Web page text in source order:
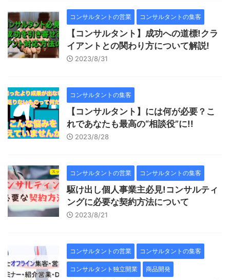
コンサルタントの営業 コンサルタントの集客
【コンサルタント】成功への道標!クラ
イアントとの関わり方について解説!
2023/8/31
コンサルタントの集客
【コンサルタント】には何が必要？こ
れであなたも最高の“相談役”に!!
2023/8/28
コンサルタントの営業 コンサルタントの集客
駆け出し個人事業主必見!コンサルティ
ングに必要な契約方法について
2023/8/21
コンサルタントの営業 コンサルタントの集客
コンサルタント独立開業 商品開発